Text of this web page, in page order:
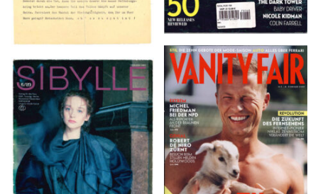
VANITY FAIR – Nr. 7 –
8. Februar 2007
SIBYLLE 6/89